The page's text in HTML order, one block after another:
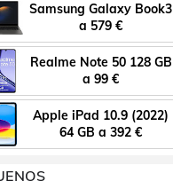
Samsung Galaxy Book3
a 579 €
Realme Note 50 128 GB
a 99 €
Apple iPad 10.9 (2022)
64 GB a 392 €